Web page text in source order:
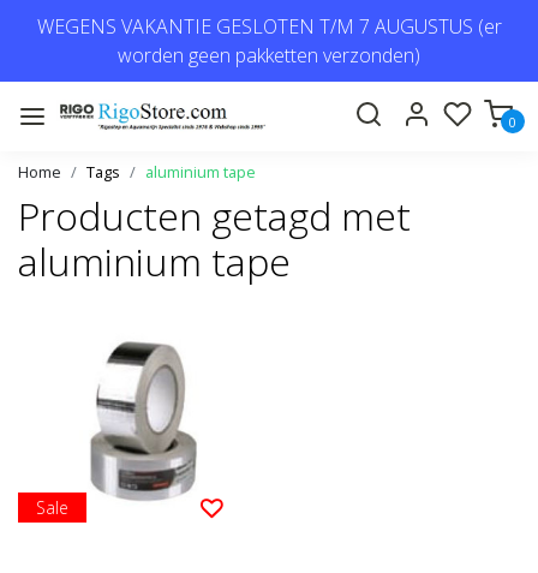
WEGENS VAKANTIE GESLOTEN T/M 7 AUGUSTUS (er
worden geen pakketten verzonden)
0
Home Tags aluminium tape
Producten getagd met
aluminium tape
Sale